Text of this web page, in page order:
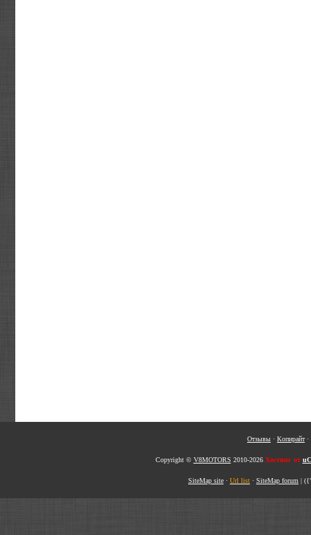
Отзывы · Копирайт·
Copyright © V8MOTORS 2010-2026 Хостинг от
SiteMap site · Url list · SiteMap forum |